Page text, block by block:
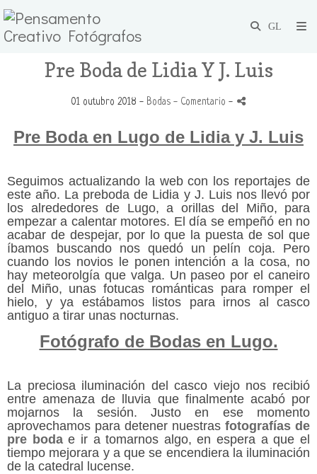
Pre Boda de Lidia Y J. Luis
01 outubro 2018 - Bodas - Comentario -
Pre Boda en Lugo de Lidia y J. Luis
Seguimos actualizando la web con los reportajes de
este año. La preboda de Lidia y J. Luis nos llevó por
los alrededores de Lugo, a orillas del Miño, para
empezar a calentar motores. El día se empeñó en no
acabar de despejar, por lo que la puesta de sol que
íbamos buscando nos quedó un pelín coja. Pero
cuando los novios le ponen intención a la cosa, no
hay meteorolgía que valga. Un paseo por el caneiro
del Miño, unas fotucas románticas para romper el
hielo, y ya estábamos listos para irnos al casco
antiguo a tirar unas nocturnas.
Fotógrafo de Bodas en Lugo.
La preciosa iluminación del casco viejo nos recibió
entre amenaza de lluvia que finalmente acabó por
mojarnos la sesión. Justo en ese momento
aprovechamos para detener nuestras fotografías de
pre bodae ir a tomarnos algo, en espera a que el
tiempo mejorara y a que se encendiera la iluminación
de la catedral lucense.